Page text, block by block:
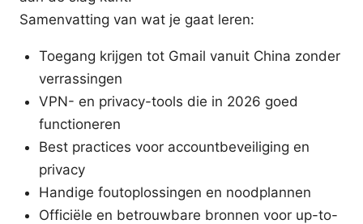
Samenvatting van wat je gaat leren:
Toegang krijgen tot Gmail vanuit China zonder
verrassingen
VPN- en privacy-tools die in 2026 goed
functioneren
Best practices voor accountbeveiliging en
privacy
Handige foutoplossingen en noodplannen
Officiële en betrouwbare bronnen voor up-to-